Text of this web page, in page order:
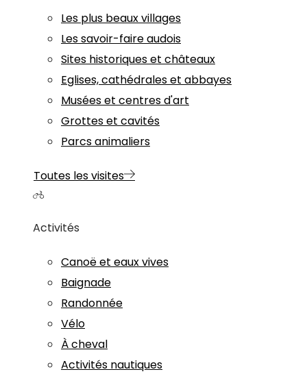
Les plus beaux villages
Les savoir-faire audois
Sites historiques et châteaux
Eglises, cathédrales et abbayes
Musées et centres d'art
Grottes et cavités
Parcs animaliers
Toutes les visites
Activités
Canoë et eaux vives
Baignade
Randonnée
Vélo
À cheval
Activités nautiques